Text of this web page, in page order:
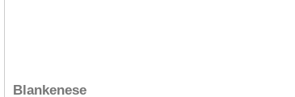
Blankenese